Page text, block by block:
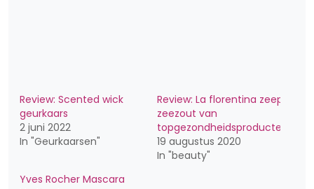
Review: Scented wick
geurkaars
2 juni 2022
In "Geurkaarsen"
Review: La florentina zeep
zeezout van
topgezondheidsproducten.nl
19 augustus 2020
In "beauty"
Yves Rocher Mascara